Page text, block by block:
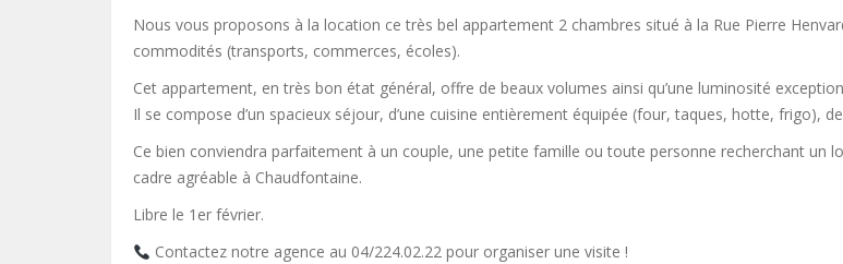
Nous vous proposons à la location ce très bel appartement 2 chambres situé à la Rue Pierre
commodités (transports, commerces, écoles).
Cet appartement, en très bon état général, offre de beaux volumes ainsi qu’une luminosité
Il se compose d’un spacieux séjour, d’une cuisine entièrement équipée (four, taques, hotte, frigo),
Ce bien conviendra parfaitement à un couple, une petite famille ou toute personne recherchant
cadre agréable à Chaudfontaine.
Libre le 1er février.
Contactez notre agence au 04/224.02.22 pour organiser une visite !